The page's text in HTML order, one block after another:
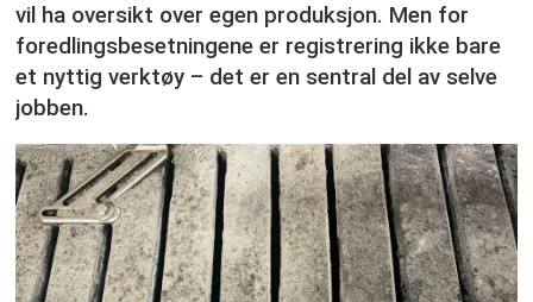
vil ha oversikt over egen produksjon. Men for
foredlingsbesetningene er registrering ikke bare
et nyttig verktøy – det er en sentral del av selve
jobben.